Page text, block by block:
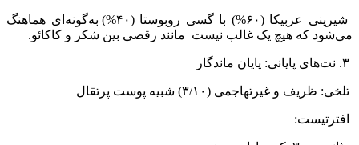
شیرینی عربیکا (۶۰%) با گسی روبوستا (۴۰%) به‌گونه‌ای هماهنگ
می‌شود که هیچ یک غالب نیست مانند رقصی بین شکر و کاکائو.
تلخی: ظریف و غیرتهاجمی (۳/۱۰) شبیه پوست پرتقال
افترتیست: